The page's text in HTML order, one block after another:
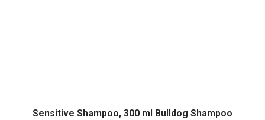
Sensitive Shampoo, 300 ml Bulldog Shampoo